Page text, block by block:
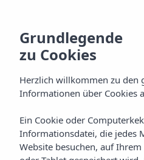
ES
FR
Grundlegende
zu Cookies
Herzlich willkommen zu den
Informationen über Cookies
Ein Cookie oder
Informationsdatei, die jedes
Website besuchen, auf